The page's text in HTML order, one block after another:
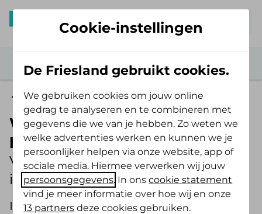
Zorg verzekerd
Wie betaalt de kosten voor de
huisarts?
Vragen en antwoorden over het
inschrijftarief voor huisartsenzorg
Iedereen gaat wel eens naar de huisarts.
Cookie-instellingen
De Friesland gebruikt cookies.
We gebruiken cookies om jouw online
gedrag te analyseren en te combineren met
gegevens die we van je hebben. Zo weten we
welke advertenties werken en kunnen we je
persoonlijker helpen via onze website, app of
sociale media. Hiermee verwerken wij jouw
persoonsgegevens. In onscookie statement
vind je meer informatie over hoe wij en onze
13 partners deze cookies gebruiken.